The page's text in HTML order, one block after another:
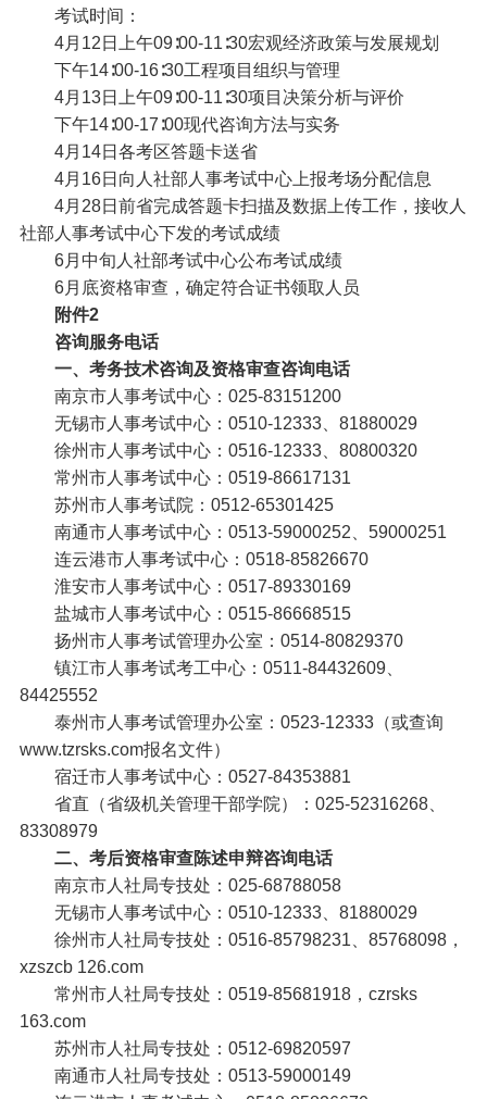
考试时间：
4月12日
上午09∶00-11∶30宏观经济政策与发展规划
下午14∶00-16∶30工程项目组织与管理
4月13日
上午09∶00-11∶30项目决策分析与评价
下午14∶00-17∶00现代咨询方法与实务
4月14日各考区答题卡送省
4月16日 向人社部人事考试中心上报考场分配信息
4月28日前省完成答题卡扫描及数据上传工作，接收人
社部人事考试中心下发的考试成绩
6月中旬 人社部考试中心公布考试成绩
6月底资格审查，确定符合证书领取人员
附件2
咨询服务电话
一、考务技术咨询及资格审查咨询电话
南京市人事考试中心：025-83151200
无锡市人事考试中心：0510-12333、81880029
徐州市人事考试中心：0516-12333、80800320
常州市人事考试中心：0519-86617131
苏州市人事考试院：0512-65301425
南通市人事考试中心：0513-59000252、59000251
连云港市人事考试中心：0518-85826670
淮安市人事考试中心：0517-89330169
盐城市人事考试中心：0515-86668515
扬州市人事考试管理办公室：0514-80829370
镇江市人事考试考工中心：0511-84432609、
84425552
泰州市人事考试管理办公室：0523-12333（或查询
www.tzrsks.com报名文件）
宿迁市人事考试中心：0527-84353881
省直（省级机关管理干部学院）：025-52316268、
83308979
二、考后资格审查陈述申辩咨询电话
南京市人社局专技处：025-68788058
无锡市人事考试中心：0510-12333、81880029
徐州市人社局专技处：0516-85798231、85768098，
xzszcb 126.com
常州市人社局专技处：0519-85681918，czrsks
163.com
苏州市人社局专技处：0512-69820597
南通市人社局专技处：0513-59000149